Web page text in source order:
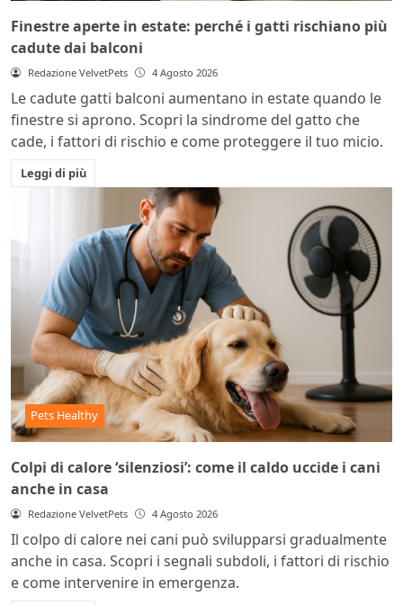
Finestre aperte in estate: perché i gatti rischiano più
cadute dai balconi
Redazione VelvetPets 4 Agosto 2026
Le cadute gatti balconi aumentano in estate quando le
finestre si aprono. Scopri la sindrome del gatto che
cade, i fattori di rischio e come proteggere il tuo micio.
Leggi di più
Pets Healthy
Colpi di calore ‘silenziosi’: come il caldo uccide i cani
anche in casa
Redazione VelvetPets 4 Agosto 2026
Il colpo di calore nei cani può svilupparsi gradualmente
anche in casa. Scopri i segnali subdoli, i fattori di rischio
e come intervenire in emergenza.